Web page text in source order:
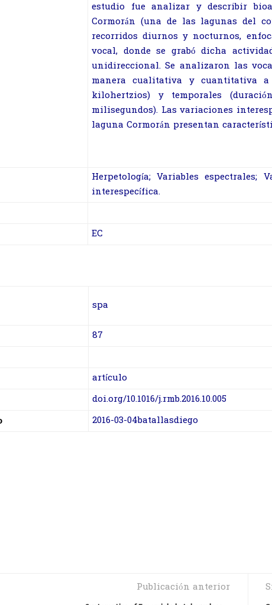
estudio fue analizar y describir
Cormorán (una de las lagunas del
recorridos diurnos y nocturnos,
vocal, donde se grabó dicha
unidireccional. Se analizaron las
manera cualitativa y cuantitativa a
kilohertzios) y temporales
milisegundos). Las variaciones
laguna Cormorán presentan
Herpetología; Variables espectrales;
interespecífica.
EC
spa
87
artículo
doi.org/10.1016/j.rmb.2016.10.005
2016-03-04batallasdiego
Publicación anterior